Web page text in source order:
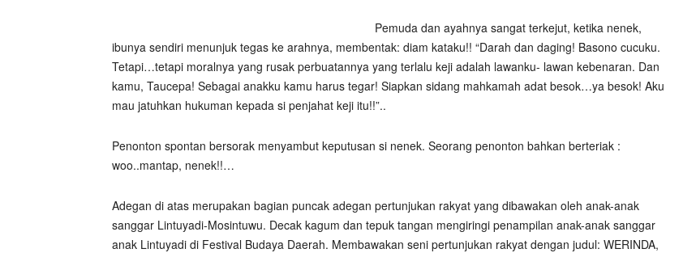
Pemuda dan ayahnya sangat terkejut, ketika nenek,
ibunya sendiri menunjuk tegas ke arahnya, membentak: diam kataku!! “Darah dan daging! Basono cucuku.
Tetapi…tetapi moralnya yang rusak perbuatannya yang terlalu keji adalah lawanku- lawan kebenaran. Dan
kamu, Taucepa! Sebagai anakku kamu harus tegar! Siapkan sidang mahkamah adat besok…ya besok! Aku
mau jatuhkan hukuman kepada si penjahat keji itu!!”..
Penonton spontan bersorak menyambut keputusan si nenek. Seorang penonton bahkan berteriak :
woo..mantap, nenek!!…
Adegan di atas merupakan bagian puncak adegan pertunjukan rakyat yang dibawakan oleh anak-anak
sanggar Lintuyadi-Mosintuwu. Decak kagum dan tepuk tangan mengiringi penampilan anak-anak sanggar
anak Lintuyadi di Festival Budaya Daerah. Membawakan seni pertunjukan rakyat dengan judul: WERINDA,